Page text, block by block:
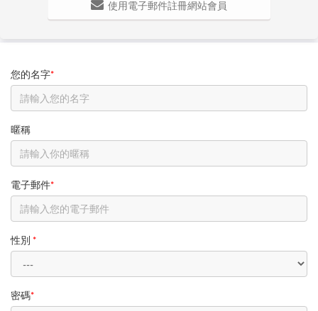
使用電子郵件註冊網站會員
您的名字*
暱稱
電子郵件*
性別 *
密碼*